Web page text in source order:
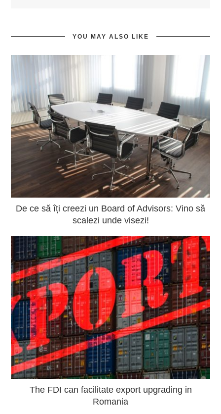
YOU MAY ALSO LIKE
De ce să îți creezi un Board of Advisors: Vino să
scalezi unde visezi!
The FDI can facilitate export upgrading in
Romania